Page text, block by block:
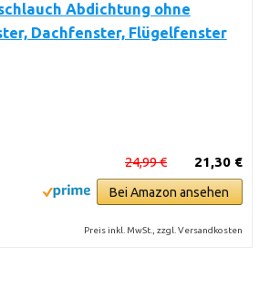
Abdichtung ohne
Dachfenster, Flügelfenster
21,30 €
24,99 €
Bei Amazon ansehen
Preis inkl. MwSt., zzgl. Versandkosten